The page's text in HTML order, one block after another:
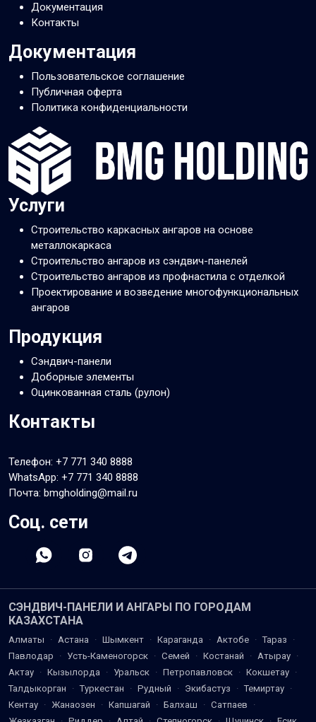
Документация
Контакты
Документация
Пользовательское соглашение
Публичная оферта
Политика конфиденциальности
Услуги
Строительство каркасных ангаров на основе
металлокаркаса
Строительство ангаров из сэндвич-панелей
Строительство ангаров из профнастила с отделкой
Проектирование и возведение многофункциональных
ангаров
Продукция
Сэндвич-панели
Доборные элементы
Оцинкованная сталь (рулон)
Контакты
Телефон: +7 771 340 8888
WhatsApp: +7 771 340 8888
Почта: bmgholding@mail.ru
Соц. сети
СЭНДВИЧ-ПАНЕЛИ И АНГАРЫ ПО ГОРОДАМ
КАЗАХСТАНА
Алматы · Астана · Шымкент · Караганда · Актобе · Тараз
·
Павлодар
· Усть-Каменогорск · Семей · Костанай · Атырау ·
Актау · Кызылорда · Уральск · Петропавловск · Кокшетау ·
Талдыкорган
· Туркестан · Рудный · Экибастуз · Темиртау ·
Кентау · Жанаозен · Капшагай · Балхаш · Сатпаев
·